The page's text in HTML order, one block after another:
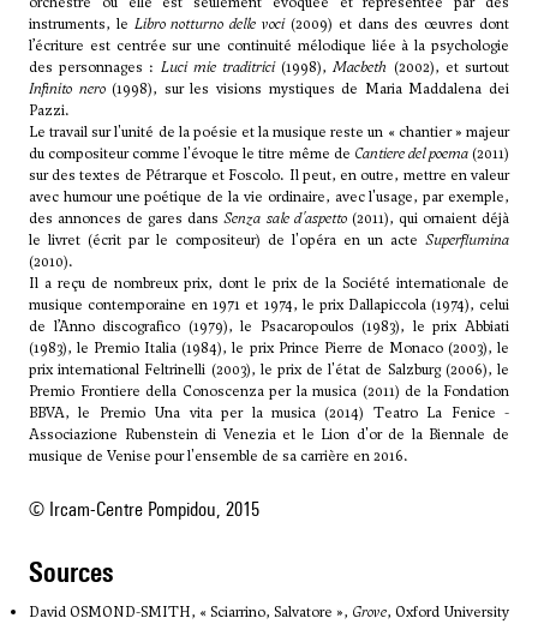
instruments, le Libro notturno delle voci(2009) et dans des œuvres dont
l’écriture est centrée sur une continuité mélodique liée à la psychologie
des personnages : Luci mie traditrici(1998),Macbeth (2002), et surtout
Infinito nero(1998), sur les visions mystiques de Maria Maddalena dei
Pazzi.
Le travail sur l'unité de la poésie et la musique reste un « chantier » majeur
du compositeur comme l'évoque le titre même de Cantiere del poema(2011)
sur des textes de Pétrarque et Foscolo. Il peut, en outre, mettre en valeur
avec humour une poétique de la vie ordinaire, avec l'usage, par exemple,
des annonces de gares dansSenza sale d'aspetto(2011), qui ornaient déjà
le livret (écrit par le compositeur) de l'opéra en un acte Superflumina
(2010).
Il a reçu de nombreux prix, dont le prix de la Société internationale de
musique contemporaine en 1971 et 1974, le prix Dallapiccola (1974), celui
de l’Anno discografico (1979), le Psacaropoulos (1983), le prix Abbiati
(1983), le Premio Italia (1984), le prix Prince Pierre de Monaco (2003), le
prix international Feltrinelli (2003), le prix de l'état de Salzburg (2006), le
Premio Frontiere della Conoscenza per la musica (2011) de la Fondation
BBVA, le Premio Una vita per la musica (2014) Teatro La Fenice -
Associazione Rubenstein di Venezia et le Lion d'or de la Biennale de
musique de Venise pour l'ensemble de sa carrière en 2016.
© Ircam-Centre Pompidou, 2015
sources
David OSMOND-SMITH, « Sciarrino, Salvatore », Grove, Oxford University